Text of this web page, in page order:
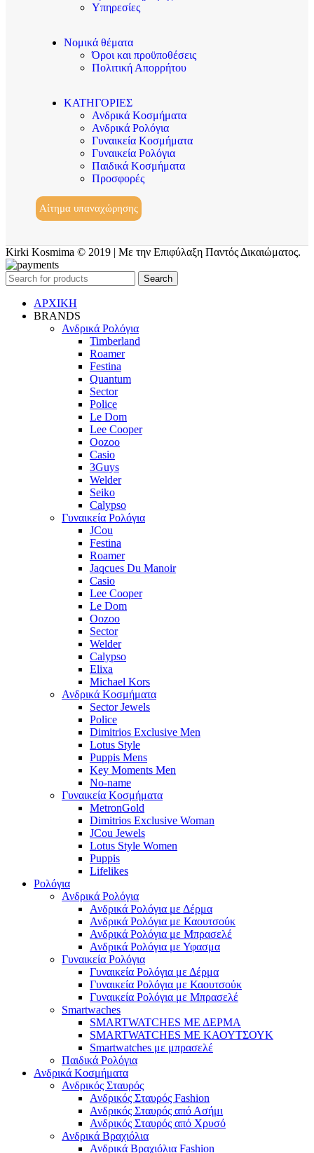
Υπηρεσίες
Νομικά θέματα
Όροι και προϋποθέσεις
Πολιτική Απορρήτου
ΚΑΤΗΓΟΡΙΕΣ
Ανδρικά Κοσμήματα
Ανδρικά Ρολόγια
Γυναικεία Κοσμήματα
Γυναικεία Ρολόγια
Παιδικά Κοσμήματα
Προσφορές
Αίτημα υπαναχώρησης
Kirki Kosmima © 2019 | Με την Επιφύλαξη Παντός Δικαιώματος.
Search
ΑΡΧΙΚΗ
BRANDS
Ανδρικά Ρολόγια
Timberland
Roamer
Festina
Quantum
Sector
Police
Le Dom
Lee Cooper
Oozoo
Casio
3Guys
Welder
Seiko
Calypso
Γυναικεία Ρολόγια
JCou
Festina
Roamer
Jaqcues Du Manoir
Casio
Lee Cooper
Le Dom
Oozoo
Sector
Welder
Calypso
Elixa
Michael Kors
Ανδρικά Κοσμήματα
Sector Jewels
Police
Dimitrios Exclusive Men
Lotus Style
Puppis Mens
Key Moments Men
No-name
Γυναικεία Κοσμήματα
MetronGold
Dimitrios Exclusive Woman
JCou Jewels
Lotus Style Women
Puppis
Lifelikes
Ρολόγια
Ανδρικά Ρολόγια
Ανδρικά Ρολόγια με Δέρμα
Ανδρικά Ρολόγια με Καουτσούκ
Ανδρικά Ρολόγια με Μπρασελέ
Ανδρικά Ρολόγια με Υφασμα
Γυναικεία Ρολόγια
Γυναικεία Ρολόγια με Δέρμα
Γυναικεία Ρολόγια με Καουτσούκ
Γυναικεία Ρολόγια με Μπρασελέ
Smartwaches
SMARTWATCHES ΜΕ ΔΕΡΜΑ
SMARTWATCHES ΜΕ ΚΑΟΥΤΣΟΥΚ
Smartwatches με μπρασελέ
Παιδικά Ρολόγια
Ανδρικά Κοσμήματα
Ανδρικός Σταυρός
Ανδρικός Σταυρός Fashion
Ανδρικός Σταυρός από Ασήμι
Ανδρικός Σταυρός από Χρυσό
Ανδρικά Βραχιόλια
Ανδρικά Βραχιόλια Fashion